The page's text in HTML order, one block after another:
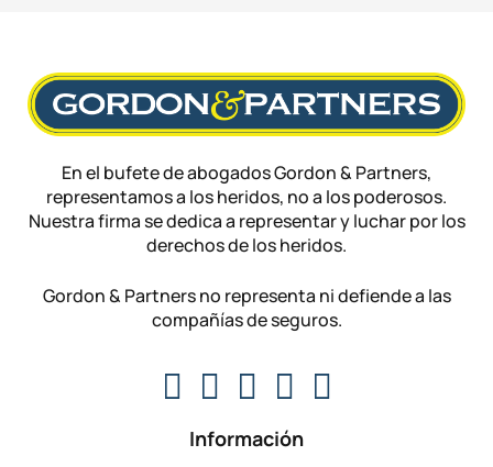
En el bufete de abogados Gordon & Partners,
representamos a los heridos, no a los poderosos.
Nuestra firma se dedica a representar y luchar por los
derechos de los heridos.
Gordon & Partners no representa ni defiende a las
compañías de seguros.
Información